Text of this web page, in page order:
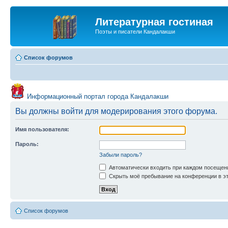
Литературная гостиная
Поэты и писатели Кандалакши
Список форумов
Информационный портал города Кандалакши
Вы должны войти для модерирования этого форума.
Имя пользователя:
Пароль:
Забыли пароль?
Автоматически входить при каждом
Скрыть моё пребывание на конференции в
Список форумов